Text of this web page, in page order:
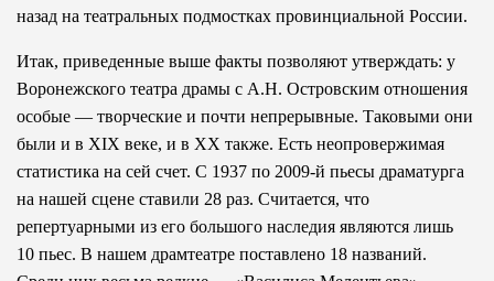
назад на театральных подмостках провинциальной России.
Итак, приведенные выше факты позволяют утверждать: у
Воронежского театра драмы с А.Н. Островским отношения
особые — творческие и почти непрерывные. Таковыми они
были и в XIX веке, и в XX также. Есть неопровержимая
статистика на сей счет. С 1937 по 2009-й пьесы драматурга
на нашей сцене ставили 28 раз. Считается, что
репертуарными из его большого наследия являются лишь
10 пьес. В нашем драмтеатре поставлено 18 названий.